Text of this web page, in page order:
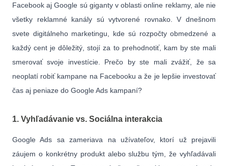
Facebook aj Google sú giganty v oblasti online reklamy, ale nie
všetky reklamné kanály sú vytvorené rovnako. V dnešnom
svete digitálneho marketingu, kde sú rozpočty obmedzené a
každý cent je dôležitý, stojí za to prehodnotiť, kam by ste mali
smerovať svoje investície. Prečo by ste mali zvážiť, že sa
neoplatí robiť kampane na Facebooku a že je lepšie investovať
čas aj peniaze do Google Ads kampaní?
1. Vyhľadávanie vs. Sociálna interakcia
Google Ads sa zameriava na užívateľov, ktorí už prejavili
záujem o konkrétny produkt alebo službu tým, že vyhľadávali